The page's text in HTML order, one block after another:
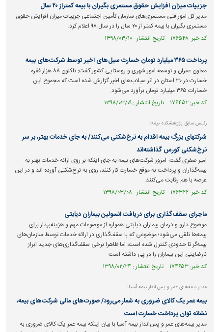
جزییات میزان افزایش حقوق مستمری بگیران با بیمه کمتراز ۲۰ سال
مدیر کل امور فنی مستمری‌های سازمان تأمین اجتماعی جزییات میزان افزایش حقوق
مستمری بگیران با بیمه کمتر از ۲۰ سال را در سال ۹۸ اعلام کرد.
کد خبر: ۱۷۶۵۴۸ تاریخ انتشار : ۱۳۹۸/۰۳/۱۰
پرداخت ۳۶۵ میلیارد تومان خسارت سیل‌های اخیر توسط شرکت‌های بیمه
معاون عمران و توسعه امور شهری و روستایی کشور گفت: تاکنون ۸۸ هزار فقره
خسارت در ۳۰ استان در اثر سیلاب‌های اخیر گزارش شده است که مجموع این
خسارات ۳۶۵ میلیارد تومان برآورد می‌شود.
کد خبر: ۱۷۶۴۵۲ تاریخ انتشار : ۱۳۹۸/۰۳/۰۹
رئیس سابق پژوهشکده بیمه:
شرکت‎های بزرگ بیمه اقدام به نرخ‌شکنی می‌کنند/ به جای خدمات بهتر، بر سر
نرخ‌شکنی کورس گذاشته‌اند
امیر صفری گفت: امروز شرکت‌های بیمه به جای اینکه بر روی ارائه خدمات بهتر به
بیمه‌گذاران و پرداخت به موقع خسارت کار کنند، روی به نرخ‌شکنی آورده اند و در این
عرصه با هم رقابت می‌کنند.
کد خبر: ۱۷۶۳۲۲ تاریخ انتشار : ۱۳۹۸/۰۳/۰۸
ماجرای سقف‌گذاری برای دریافت انسولین بیماران دیابتی
موضوع دارو و درمان بیماران دیابتی همواره از موضوعات مهم و هزینه‌بردار برای
بیمه‌ها تلقی می‌شود؛ موضوعی که با سقف‌گذاری در ارائه خدمات توسط سازمان‌های
بیمه‌گر تا حدودی کنترل شده است، اما ظاهرا برخی سقف‌گذاری‌های جدید ابراز
نارضایتی این بیماران را در پی داشته است.
کد خبر: ۱۷۴۶۵۳ تاریخ انتشار : ۱۳۹۸/۰۲/۲۴
مدیر بیمه‌های عمر و پس انداز بیمه آسیا:
بیمه عمر یک کالای ضروری به شمار می‌رود/ صورت‌های مالی شرکت‌های بیمه،
نشانه توان پرداخت خسارت است
مدیر بیمه‌های عمر و پس‌انداز بیمه آسیا با بیان اینکه بیمه عمر یک کالای ضروری به